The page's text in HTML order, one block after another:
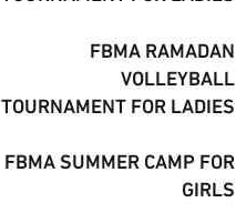
FBMA RAMADAN
VOLLEYBALL
TOURNAMENT FOR LADIES
FBMA SUMMER CAMP FOR
GIRLS